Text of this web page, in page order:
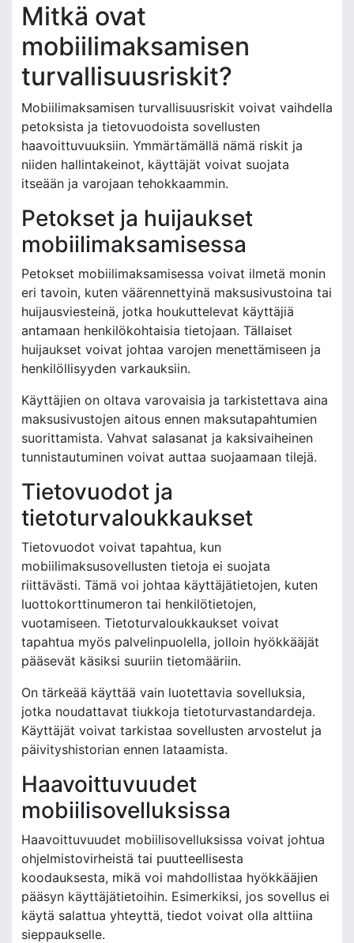
Mitkä ovat
mobiilimaksamisen
turvallisuusriskit?
Mobiilimaksamisen turvallisuusriskit voivat vaihdella
petoksista ja tietovuodoista sovellusten
haavoittuvuuksiin. Ymmärtämällä nämä riskit ja
niiden hallintakeinot, käyttäjät voivat suojata
itseään ja varojaan tehokkaammin.
Petokset ja huijaukset
mobiilimaksamisessa
Petokset mobiilimaksamisessa voivat ilmetä monin
eri tavoin, kuten väärennettyinä maksusivustoina tai
huijausviesteinä, jotka houkuttelevat käyttäjiä
antamaan henkilökohtaisia tietojaan. Tällaiset
huijaukset voivat johtaa varojen menettämiseen ja
henkilöllisyyden varkauksiin.
Käyttäjien on oltava varovaisia ja tarkistettava aina
maksusivustojen aitous ennen maksutapahtumien
suorittamista. Vahvat salasanat ja kaksivaiheinen
tunnistautuminen voivat auttaa suojaamaan tilejä.
Tietovuodot ja
tietoturvaloukkaukset
Tietovuodot voivat tapahtua, kun
mobiilimaksusovellusten tietoja ei suojata
riittävästi. Tämä voi johtaa käyttäjätietojen, kuten
luottokorttinumeron tai henkilötietojen,
vuotamiseen. Tietoturvaloukkaukset voivat
tapahtua myös palvelinpuolella, jolloin hyökkääjät
pääsevät käsiksi suuriin tietomääriin.
On tärkeää käyttää vain luotettavia sovelluksia,
jotka noudattavat tiukkoja tietoturvastandardeja.
Käyttäjät voivat tarkistaa sovellusten arvostelut ja
päivityshistorian ennen lataamista.
Haavoittuvuudet
mobiilisovelluksissa
Haavoittuvuudet mobiilisovelluksissa voivat johtua
ohjelmistovirheistä tai puutteellisesta
koodauksesta, mikä voi mahdollistaa hyökkääjien
pääsyn käyttäjätietoihin. Esimerkiksi, jos sovellus ei
käytä salattua yhteyttä, tiedot voivat olla alttiina
sieppaukselle.